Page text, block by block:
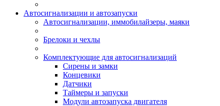
Автосигнализации и автозапуски
Автосигнализации, иммобилайзеры, маяки
Брелоки и чехлы
Комплектующие для автосигнализаций
Сирены и замки
Концевики
Датчики
Таймеры и запуски
Модули автозапуска двигателя